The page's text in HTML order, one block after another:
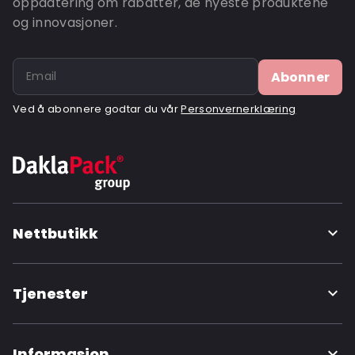
Ordre-ID: 900
og innovasjoner.
Abonner
Ved å abonnere godtar du vårPersonvernerklæring
Nettbutikk
Tjenester